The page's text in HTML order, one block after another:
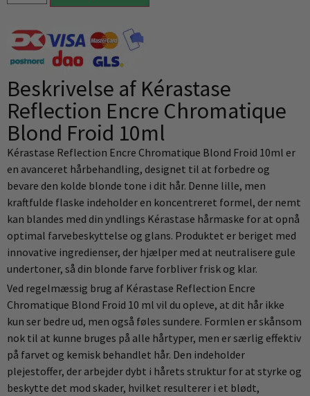
Beskrivelse af Kérastase
Reflection Encre Chromatique
Blond Froid 10ml
Kérastase Reflection Encre Chromatique Blond Froid 10ml er
en avanceret hårbehandling, designet til at forbedre og
bevare den kolde blonde tone i dit hår. Denne lille, men
kraftfulde flaske indeholder en koncentreret formel, der nemt
kan blandes med din yndlings Kérastase hårmaske for at opnå
optimal farvebeskyttelse og glans. Produktet er beriget med
innovative ingredienser, der hjælper med at neutralisere gule
undertoner, så din blonde farve forbliver frisk og klar.
Ved regelmæssig brug af Kérastase Reflection Encre
Chromatique Blond Froid 10 ml vil du opleve, at dit hår ikke
kun ser bedre ud, men også føles sundere. Formlen er skånsom
nok til at kunne bruges på alle hårtyper, men er særlig effektiv
på farvet og kemisk behandlet hår. Den indeholder
plejestoffer, der arbejder dybt i hårets struktur for at styrke og
beskytte det mod skader, hvilket resulterer i et blødt,